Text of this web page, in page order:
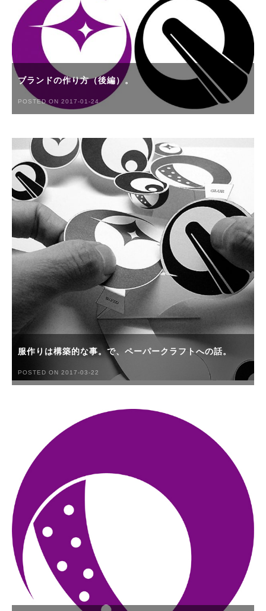
ブランドの作り方（後編）。
POSTED ON 2017-01-24
服作りは構築的な事。で、ペーパークラフトへの話。
POSTED ON 2017-03-22